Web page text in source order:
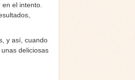
el intento.
y así, cuando
deliciosas